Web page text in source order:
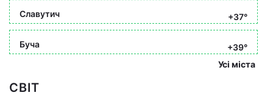
Славутич +37°
Буча
+39°
Усі міста
СВІТ